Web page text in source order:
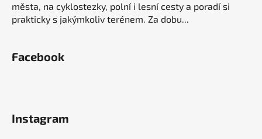
města, na cyklostezky, polní i lesní cesty a poradí si
prakticky s jakýmkoliv terénem. Za dobu...
Facebook
Instagram